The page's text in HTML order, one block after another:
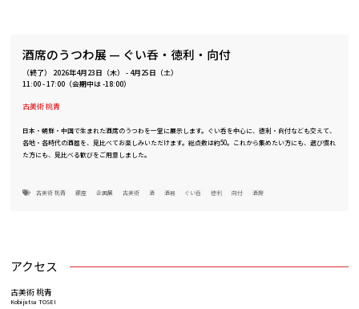
酒席のうつわ展 — ぐい呑・徳利・向付
（終了） 2026年4月23日（木）- 4月25日（土）
11:00 - 17:00（会期中は -18:00）
古美術 桃青
日本・朝鮮・中国で生まれた酒席のうつわを一堂に展示します。ぐい呑を中心に、徳利・向付なども交えて、
各地・各時代の酒器を、見比べてお楽しみいただけます。総点数は約50。これから集めたい方にも、選び慣れ
た方にも、見比べる歓びをご用意しました。
古美術 桃青 銀座 企画展 古美術 酒 酒器 ぐい呑 徳利 向付 酒席
アクセス
古美術 桃青
Kobijutsu TOSEI